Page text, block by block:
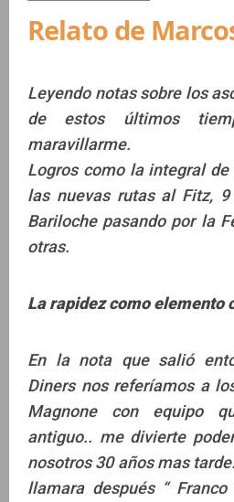
Relato de
Leyendo notas sobre los
de estos últimos
maravillarme.
Logros como la integral
las nuevas rutas al Fitz,
Bariloche pasando por la
otras.
La rapidez como elemento
En la nota que salió
Diners nos referíamos a
Magnone con equipo
antiguo.. me divierte
nosotros 30 años mas
llamara después “ Franco